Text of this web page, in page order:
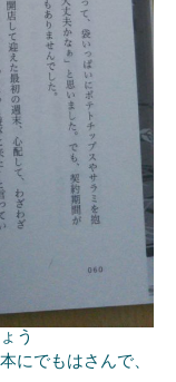
う
にでもはさんで、